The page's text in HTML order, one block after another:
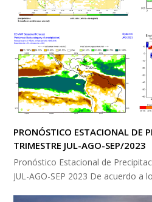
PRONÓSTICO ESTACIONAL DE
TRIMESTRE JUL-AGO-SEP/2023
Pronóstico Estacional de
JUL-AGO-SEP 2023 De acuerdo a